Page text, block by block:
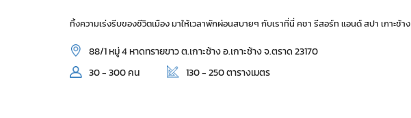
ทิ้งความเร่งรีบของชีวิตเมือง มาให้เวลาพักผ่อนสบายๆ กับเราที่นี่ คชา รีสอร์ท แอนด์ สปา เกาะช้าง
88/1 หมู่ 4 หาดทรายขาว ต.เกาะช้าง อ.เกาะช้าง จ.ตราด 23170
30 - 300 คน
130 - 250 ตารางเมตร